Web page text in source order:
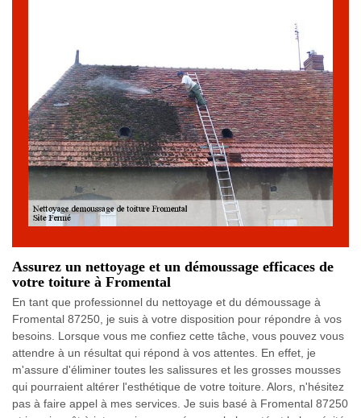
Assurez un nettoyage et un démoussage efficaces de
votre toiture à Fromental
En tant que professionnel du nettoyage et du démoussage à
Fromental 87250, je suis à votre disposition pour répondre à vos
besoins. Lorsque vous me confiez cette tâche, vous pouvez vous
attendre à un résultat qui répond à vos attentes. En effet, je
m'assure d'éliminer toutes les salissures et les grosses mousses
qui pourraient altérer l'esthétique de votre toiture. Alors, n'hésitez
pas à faire appel à mes services. Je suis basé à Fromental 87250